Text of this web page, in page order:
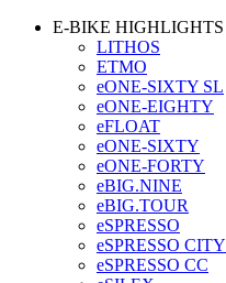
E-BIKE HIGHLIGHTS
LITHOS
ETMO
eONE-SIXTY SL
eONE-EIGHTY
eFLOAT
eONE-SIXTY
eONE-FORTY
eBIG.NINE
eBIG.TOUR
eSPRESSO
eSPRESSO CITY
eSPRESSO CC